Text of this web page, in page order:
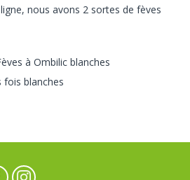
nous avons 2 sortes de fèves
à Ombilic blanches
fois blanches